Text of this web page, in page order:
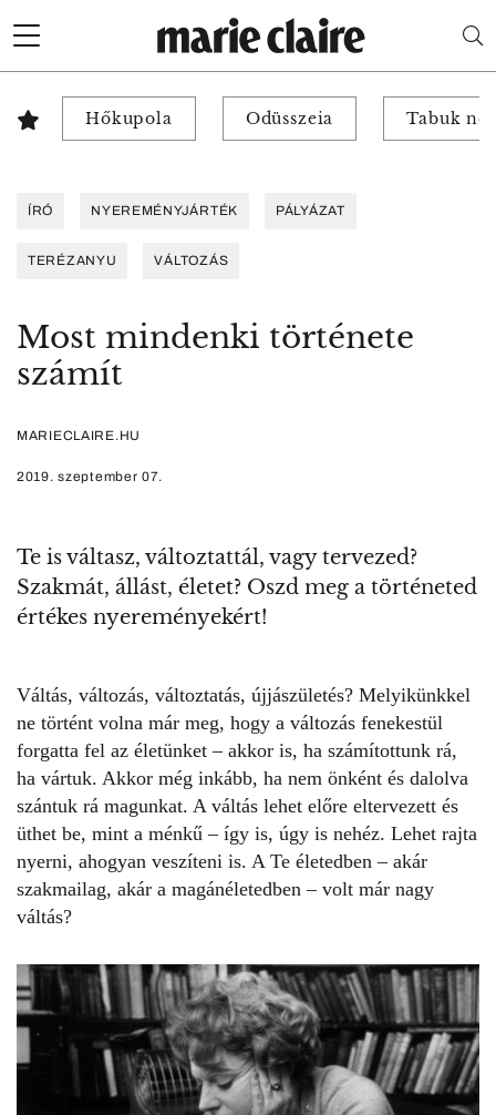
Hőkupola Odüsszeia Tabuk
ÍRÓ NYEREMÉNYJÁRTÉK PÁLYÁZAT
TERÉZANYU VÁLTOZÁS
Most mindenki története
számít
MARIECLAIRE.HU
2019. szeptember 07.
Te is váltasz, változtattál, vagy tervezed?
Szakmát, állást, életet? Oszd meg a történeted
értékes nyereményekért!
Váltás, változás, változtatás, újjászületés? Melyikünkkel
ne történt volna már meg, hogy a változás fenekestül
forgatta fel az életünket – akkor is, ha számítottunk rá,
ha vártuk. Akkor még inkább, ha nem önként és dalolva
szántuk rá magunkat. A váltás lehet előre eltervezett és
üthet be, mint a ménkű – így is, úgy is nehéz. Lehet rajta
nyerni, ahogyan veszíteni is. A Te életedben – akár
szakmailag, akár a magánéletedben – volt már nagy
váltás?